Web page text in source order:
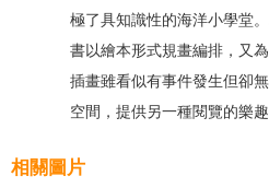
極了具知識性的海洋小學堂
書以繪本形式規畫編排，又
插畫雖看似有事件發生但卻
空間，提供另一種閱覽的樂趣
相關圖片